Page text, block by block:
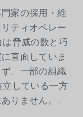
家の採用・維
ティオペレー
脅威の数と巧
直面していま
、一部の組織
している一方
りません。.